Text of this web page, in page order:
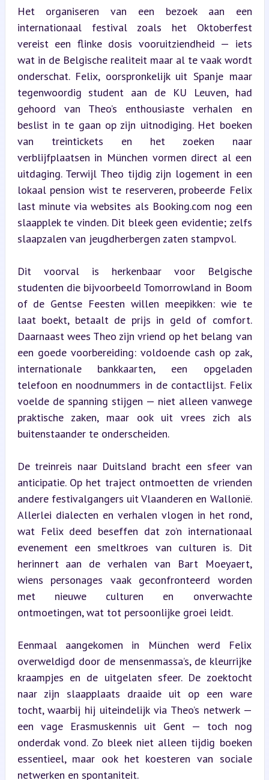
Het organiseren van een bezoek aan een
internationaal festival zoals het Oktoberfest
vereist een flinke dosis vooruitziendheid — iets
wat in de Belgische realiteit maar al te vaak wordt
onderschat. Felix, oorspronkelijk uit Spanje maar
tegenwoordig student aan de KU Leuven, had
gehoord van Theo’s enthousiaste verhalen en
beslist in te gaan op zijn uitnodiging. Het boeken
van treintickets en het zoeken naar
verblijfplaatsen in München vormen direct al een
uitdaging. Terwijl Theo tijdig zijn logement in een
lokaal pension wist te reserveren, probeerde Felix
last minute via websites als Booking.com nog een
slaapplek te vinden. Dit bleek geen evidentie; zelfs
slaapzalen van jeugdherbergen zaten stampvol.
Dit voorval is herkenbaar voor Belgische
studenten die bijvoorbeeld Tomorrowland in Boom
of de Gentse Feesten willen meepikken: wie te
laat boekt, betaalt de prijs in geld of comfort.
Daarnaast wees Theo zijn vriend op het belang van
een goede voorbereiding: voldoende cash op zak,
internationale bankkaarten, een opgeladen
telefoon en noodnummers in de contactlijst. Felix
voelde de spanning stijgen — niet alleen vanwege
praktische zaken, maar ook uit vrees zich als
buitenstaander te onderscheiden.
De treinreis naar Duitsland bracht een sfeer van
anticipatie. Op het traject ontmoetten de vrienden
andere festivalgangers uit Vlaanderen en Wallonië.
Allerlei dialecten en verhalen vlogen in het rond,
wat Felix deed beseffen dat zo’n internationaal
evenement een smeltkroes van culturen is. Dit
herinnert aan de verhalen van Bart Moeyaert,
wiens personages vaak geconfronteerd worden
met nieuwe culturen en onverwachte
ontmoetingen, wat tot persoonlijke groei leidt.
Eenmaal aangekomen in München werd Felix
overweldigd door de mensenmassa’s, de kleurrijke
kraampjes en de uitgelaten sfeer. De zoektocht
naar zijn slaapplaats draaide uit op een ware
tocht, waarbij hij uiteindelijk via Theo’s netwerk —
een vage Erasmuskennis uit Gent — toch nog
onderdak vond. Zo bleek niet alleen tijdig boeken
essentieel, maar ook het koesteren van sociale
netwerken en spontaniteit.